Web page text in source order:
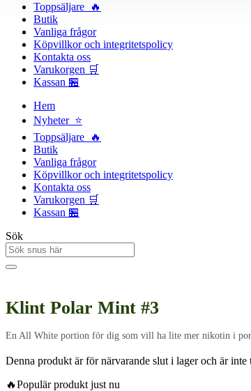
Toppsäljare 🔥
Butik
Vanliga frågor
Köpvillkor och integritetspolicy
Kontakta oss
Varukorgen 🛒
Kassan 🏪
Hem
Nyheter ⭐
Toppsäljare 🔥
Butik
Vanliga frågor
Köpvillkor och integritetspolicy
Kontakta oss
Varukorgen 🛒
Kassan 🏪
Sök
Klint Polar Mint #3
En All White portion för dig som vill ha lite mer nikotin i
Denna produkt är för närvarande slut i lager och är
🔥Populär produkt just nu